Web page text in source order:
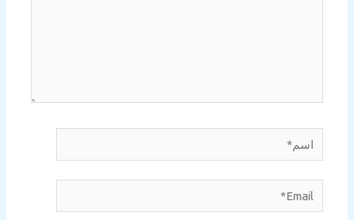
اسم*
Email*